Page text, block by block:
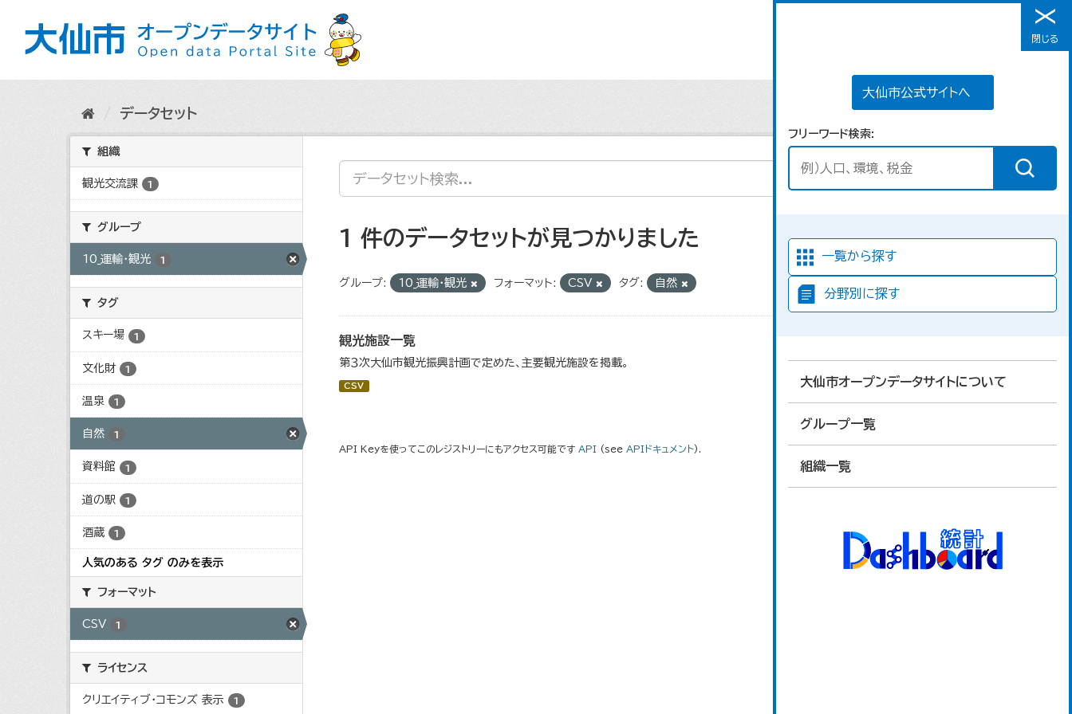
メニュー
大仙市公式サイトへ
フリーワード検索
一覧から探す
分野別に探す
大仙市オープンデータサイトについて
グループ一覧
組織一覧
閉じる
データセット
組織
観光交流課 1
グループ
10_運輸・観光 1
タグ
スキー場 1
文化財 1
温泉 1
自然 1
資料館 1
道の駅 1
酒蔵 1
人気のある タグ のみを表示
フォーマット
CSV 1
ライセンス
クリエイティブ・コモンズ 表示 1
1 件のデータセットが見つかりました
グループ: 10_運輸・観光 フォーマット: CSV タグ: 自然
観光施設一覧
第３次大仙市観光振興計画で定めた、主要観光施設を掲載。
CSV
API Keyを使ってこのレジストリーにもアクセス可能です API (see APIドキュメント).